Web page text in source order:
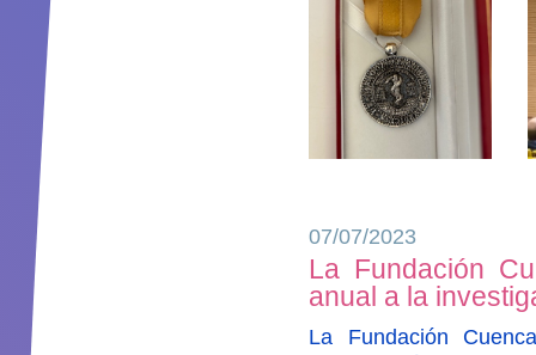
07/07/2023
La Fundación
anual a la
La Fundación